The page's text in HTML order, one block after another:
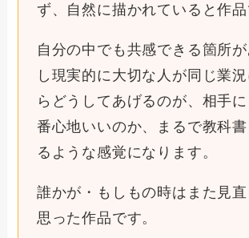
ず、自然に描かれていると作品
自分の中でも共感できる箇所
し現実的に大切な人が同じ業
らどうしてあげるのが、相手
番心地いいのか、まるで教科
るような感覚になります。
誰かが・もしもの時はまた見直
思った作品です。